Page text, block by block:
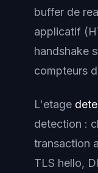
buffer de
applicatif
handshake
compteurs
L'etage
detection :
transaction
TLS hello,